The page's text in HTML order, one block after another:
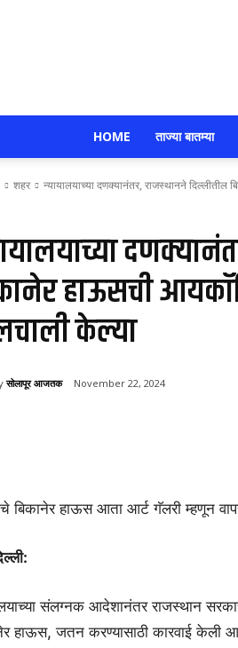
HOME ताज्या बातम्या
शहर न्यायालयाच्या दणक्यानंतर, राजस्थानने
हाऊसची
केल्या
सोलापूर आजतक November 22, 2024
बिकानेर हाऊस आता आर्ट गॅलरी म्हणून
संलग्नक आदेशानंतर राजस्थान
हाऊस, जतन करण्यासाठी कारवाई केली